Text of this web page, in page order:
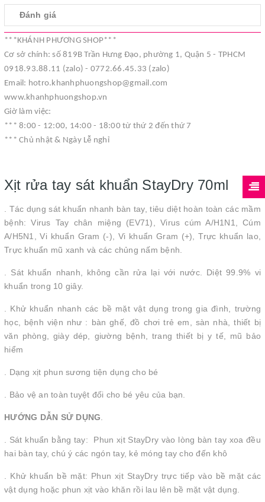
Đánh giá
***KHÁNH PHƯƠNG SHOP***
Cơ sở chính: số 819B Trần Hưng Đạo, phường 1, Quận 5 - TPHCM
0918.93.88.11 (zalo) - 0772.66.45.33 (zalo)
Email: hotro.khanhphuongshop@gmail.com
www.khanhphuongshop.vn
Giờ làm việc:
*** 8:00 - 12:00, 14:00 - 18:00 từ thứ 2 đến thứ 7
*** Chủ nhật & Ngày Lễ nghỉ
Xịt rửa tay sát khuẩn StayDry 70ml
. Tác dụng sát khuẩn nhanh bàn tay, tiêu diệt hoàn toàn các mầm
bệnh: Virus Tay chân miệng (EV71), Virus cúm A/H1N1, Cúm
A/H5N1, Vi khuẩn Gram (-), Vi khuẩn Gram (+), Trực khuẩn lao,
Trực khuẩn mũ xanh và các chủng nấm bệnh.
. Sát khuẩn nhanh, không cần rửa lại với nước. Diệt 99.9% vi
khuẩn trong 10 giây.
. Khử khuẩn nhanh các bề mặt vật dụng trong gia đình, trường
học, bệnh viện như : bàn ghế, đồ chơi trẻ em, sàn nhà, thiết bị
văn phòng, giày dép, giường bệnh, trang thiết bị y tế, mũ bảo
hiểm
. Dạng xịt phun sương tiện dụng cho bé
. Bảo vệ an toàn tuyệt đối cho bé yêu của bạn.
HƯỚNG DẪN SỬ DỤNG
. Sát khuẩn bằng tay: Phun xịt StayDry vào lòng bàn tay xoa đều
hai bàn tay, chú ý các ngón tay, kẻ móng tay cho đến khô
. Khử khuẩn bề mặt: Phun xịt StayDry trực tiếp vào bề mặt các
vật dụng hoặc phun xịt vào khăn rồi lau lên bề mặt vật dụng.